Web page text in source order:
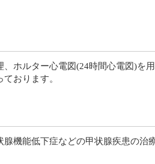
ホルター心電図(24時間心電図)を
おります。
機能低下症などの甲状腺疾患の治